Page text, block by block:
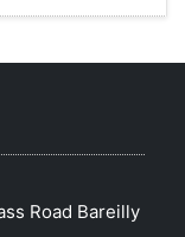
Road Bareilly